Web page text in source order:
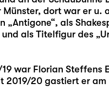
dort war er u.
„Antigone“, als
als Titelfigur des
war Florian Steffens
2019/20 gastiert er am